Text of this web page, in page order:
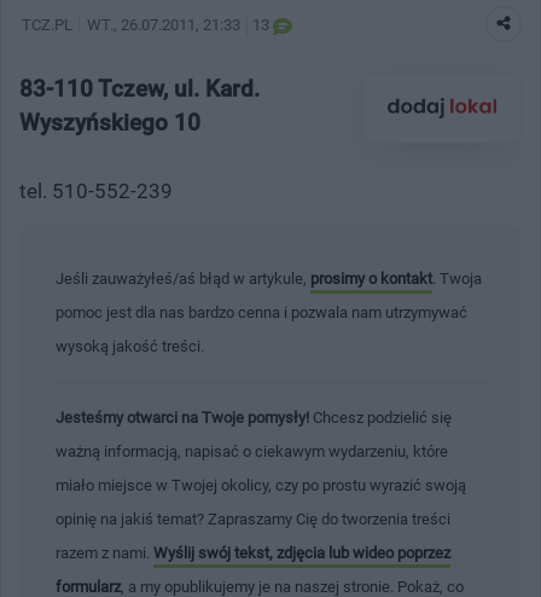
TCZ.PL WT. , 26.07.2011, 21:33 13
83-110 Tczew, ul. Kard.
Wyszyńskiego 10
tel. 510-552-239
Jeśli zauważyłeś/aś błąd w artykule, prosimy o kontakt . Twoja
pomoc jest dla nas bardzo cenna i pozwala nam utrzymywać
wysoką jakość treści.
Jesteśmy otwarci na Twoje pomysły! Chcesz podzielić się
ważną informacją, napisać o ciekawym wydarzeniu, które
miało miejsce w Twojej okolicy, czy po prostu wyrazić swoją
opinię na jakiś temat? Zapraszamy Cię do tworzenia treści
razem z nami. Wyślij swój tekst, zdjęcia lub wideo poprzez
formularz , a my opublikujemy je na naszej stronie. Pokaż, co